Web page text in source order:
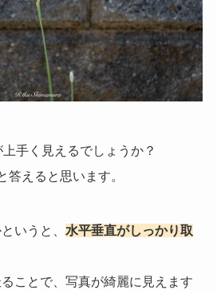
手く見えるでしょうか？
答えると思います。
いうと、 水平垂直がしっかり取
ことで、写真が綺麗に見えます